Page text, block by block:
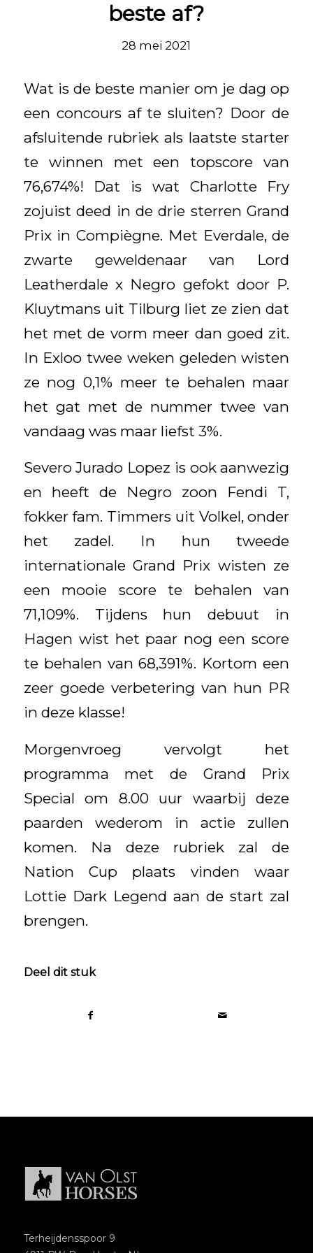
beste af?
28 mei 2021
Wat is de beste manier om je dag op
een concours af te sluiten? Door de
afsluitende rubriek als laatste starter
te winnen met een topscore van
76,674%! Dat is wat Charlotte Fry
zojuist deed in de drie sterren Grand
Prix in Compiègne. Met Everdale, de
zwarte geweldenaar van Lord
Leatherdale x Negro gefokt door P.
Kluytmans uit Tilburg liet ze zien dat
het met de vorm meer dan goed zit.
In Exloo twee weken geleden wisten
ze nog 0,1% meer te behalen maar
het gat met de nummer twee van
vandaag was maar liefst 3%.
Severo Jurado Lopez is ook aanwezig
en heeft de Negro zoon Fendi T,
fokker fam. Timmers uit Volkel, onder
het zadel. In hun tweede
internationale Grand Prix wisten ze
een mooie score te behalen van
71,109%. Tijdens hun debuut in
Hagen wist het paar nog een score
te behalen van 68,391%. Kortom een
zeer goede verbetering van hun PR
in deze klasse!
Morgenvroeg vervolgt het
programma met de Grand Prix
Special om 8.00 uur waarbij deze
paarden wederom in actie zullen
komen. Na deze rubriek zal de
Nation Cup plaats vinden waar
Lottie Dark Legend aan de start zal
brengen.
Deel dit stuk
Terheijdensspoor 9